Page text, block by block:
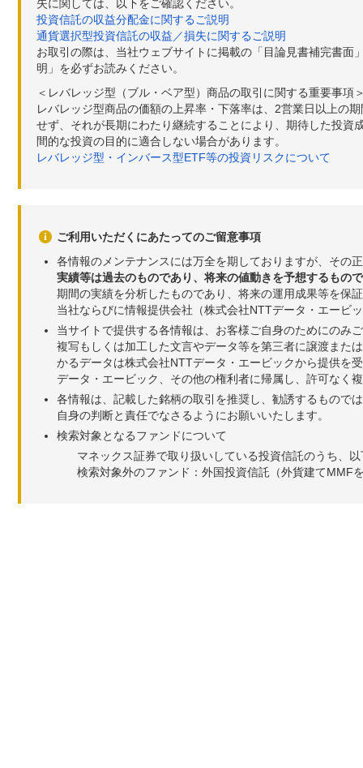
失に関しては、以下をご確認ください。
投資信託の収益分配金に関するご説明
通貨選択型投資信託の収益／損失に関するご説明
お取引の際は、当社ウェブサイトに掲載の「目論見書補完書
明」を必ずお読みください。
＜レバレッジ型（ブル・ベア型）商品の取引に関する重要事項
レバレッジ型商品の価額の上昇率・下落率は、2営業日以上の
せず、それが長期にわたり継続することにより、期待した投
間的な投資の目的に適合しない場合があります。
レバレッジ型・インバース型ETF等の投資リスクについて
ご利用いただくにあたってのご留意事項
各情報のメンテナンスには万全を期しておりますが、その
実績等は過去のものであり、将来の値動きを予想するもの
期間の実績を分析したものであり、将来の運用成果等を保
当社ならびに情報提供会社（株式会社NTTデータ・エービ
当サイトで提供する各情報は、お客様ご自身のためにのみ
複写もしくは加工した文言やデータ等を第三者に譲渡また
かるデータは株式会社NTTデータ・エービックから提供を
データ・エービック、その他の権利者に帰属し、許可なく
各情報は、記載した銘柄の取引を推奨し、勧誘するもので
自身の判断と責任でなさるようにお願いいたします。
検索対象となるファンドについて
マネックス証券で取り扱いしている投資信託のうち、
検索対象外のファンド：外国投資信託（外貨建てMMF